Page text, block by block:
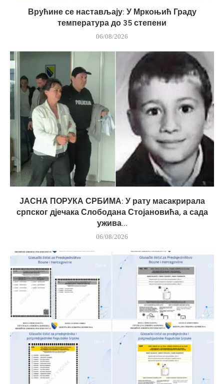
Врућине се настављају: У Мркоњић Граду
температура до 35 степени
06/08/2026
ЈАСНА ПОРУКА СРБИМА: У рату масакрирала
српског дјечака Слободана Стојановића, а сада
ужива...
06/08/2026